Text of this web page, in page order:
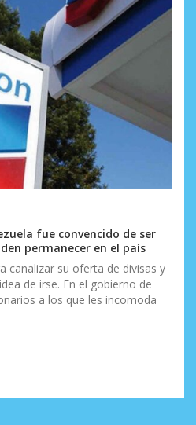
fue convencido de ser
permanecer en el país
canalizar su oferta de divisas y
de irse. En el gobierno de
a los que les incomoda